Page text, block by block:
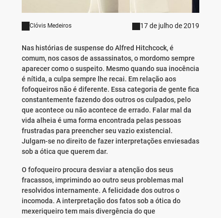
Clóvis Medeiros 17 de julho de 2019
Nas histórias de suspense do Alfred Hitchcock, é
comum, nos casos de assassinatos, o mordomo sempre
aparecer como o suspeito. Mesmo quando sua inocência
é nítida, a culpa sempre lhe recai. Em relação aos
fofoqueiros não é diferente. Essa categoria de gente fica
constantemente fazendo dos outros os culpados, pelo
que acontece ou não acontece de errado. Falar mal da
vida alheia é uma forma encontrada pelas pessoas
frustradas para preencher seu vazio existencial.
Julgam-se no direito de fazer interpretações enviesadas
sob a ótica que querem dar.
O fofoqueiro procura desviar a atenção dos seus
fracassos, imprimindo ao outro seus problemas mal
resolvidos internamente. A felicidade dos outros o
incomoda. A interpretação dos fatos sob a ótica do
mexeriqueiro tem mais divergência do que